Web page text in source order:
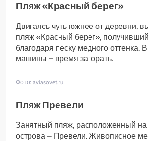
Пляж «Красный берег»
Двигаясь чуть южнее от деревни,
пляж «Красный берег»,
благодаря песку медного оттенка.
машины – время загорать.
Фото: aviasovet.ru
Пляж Превели
Занятный пляж, расположенный
острова – Превели. Живописное